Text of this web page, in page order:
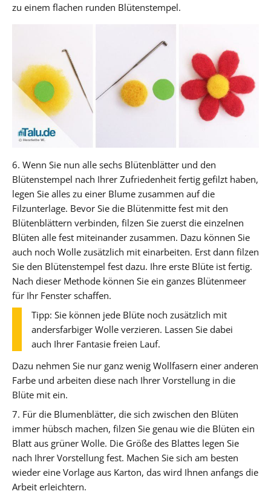
zu einem flachen runden Blütenstempel.
6. Wenn Sie nun alle sechs Blütenblätter und den
Blütenstempel nach Ihrer Zufriedenheit fertig gefilzt haben,
legen Sie alles zu einer Blume zusammen auf die
Filzunterlage. Bevor Sie die Blütenmitte fest mit den
Blütenblättern verbinden, filzen Sie zuerst die einzelnen
Blüten alle fest miteinander zusammen. Dazu können Sie
auch noch Wolle zusätzlich mit einarbeiten. Erst dann filzen
Sie den Blütenstempel fest dazu. Ihre erste Blüte ist fertig.
Nach dieser Methode können Sie ein ganzes Blütenmeer
für Ihr Fenster schaffen.
Tipp: Sie können jede Blüte noch zusätzlich mit
andersfarbiger Wolle verzieren. Lassen Sie dabei
auch Ihrer Fantasie freien Lauf.
Dazu nehmen Sie nur ganz wenig Wollfasern einer anderen
Farbe und arbeiten diese nach Ihrer Vorstellung in die
Blüte mit ein.
7. Für die Blumenblätter, die sich zwischen den Blüten
immer hübsch machen, filzen Sie genau wie die Blüten ein
Blatt aus grüner Wolle. Die Größe des Blattes legen Sie
nach Ihrer Vorstellung fest. Machen Sie sich am besten
wieder eine Vorlage aus Karton, das wird Ihnen anfangs die
Arbeit erleichtern.